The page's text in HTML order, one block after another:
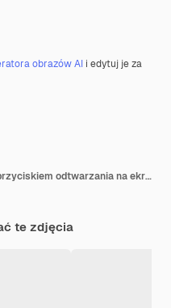
obrazów AI i edytuj je za
Ręczne pisanie na laptopie z przyciskiem odtwarzania na ekranie
te zdjęcia